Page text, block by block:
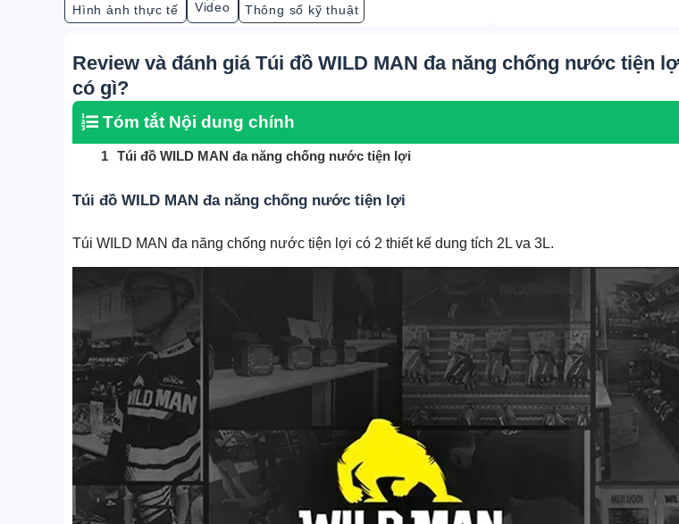
Tất cả sản phẩm
Xe lăn điện
Xe xuồng, xe điện trẻ em
Xe điện Scooter SealUP
Xe điện HONDA
Hình ảnh thực tế Video Thông số kỹ thuật
Review và đánh giá Túi đồ WILD MAN đa năng chống nước tiện
có gì?
Tóm tắt Nội dung chính
Túi đồ WILD MAN đa năng chống nước tiện lợi
Túi đồ WILD MAN đa năng chống nước tiện lợi
Túi WILD MAN đa năng chống nước tiện lợi có 2 thiết kế dung tích 2L va 3L.